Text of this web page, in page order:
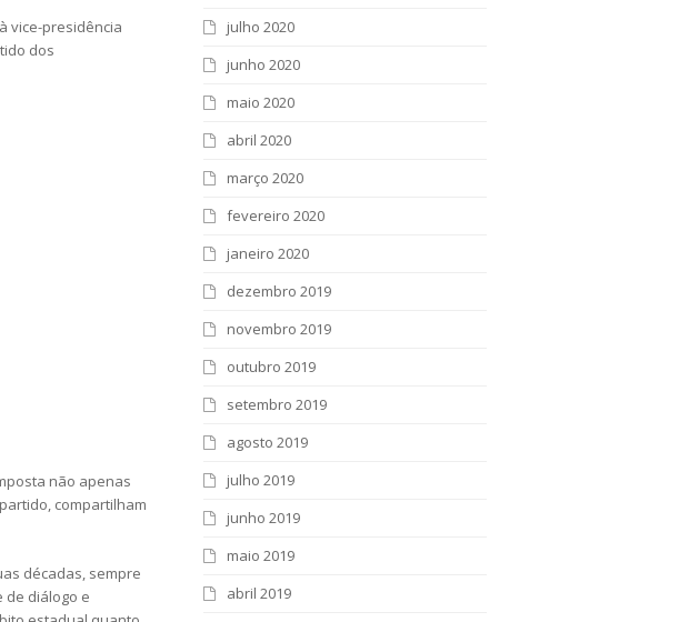
vice-presidência
dos
não apenas
compartilham
décadas, sempre
de diálogo e
julho 2020
junho 2020
maio 2020
abril 2020
março 2020
fevereiro 2020
janeiro 2020
dezembro 2019
novembro 2019
outubro 2019
setembro 2019
agosto 2019
julho 2019
junho 2019
maio 2019
abril 2019